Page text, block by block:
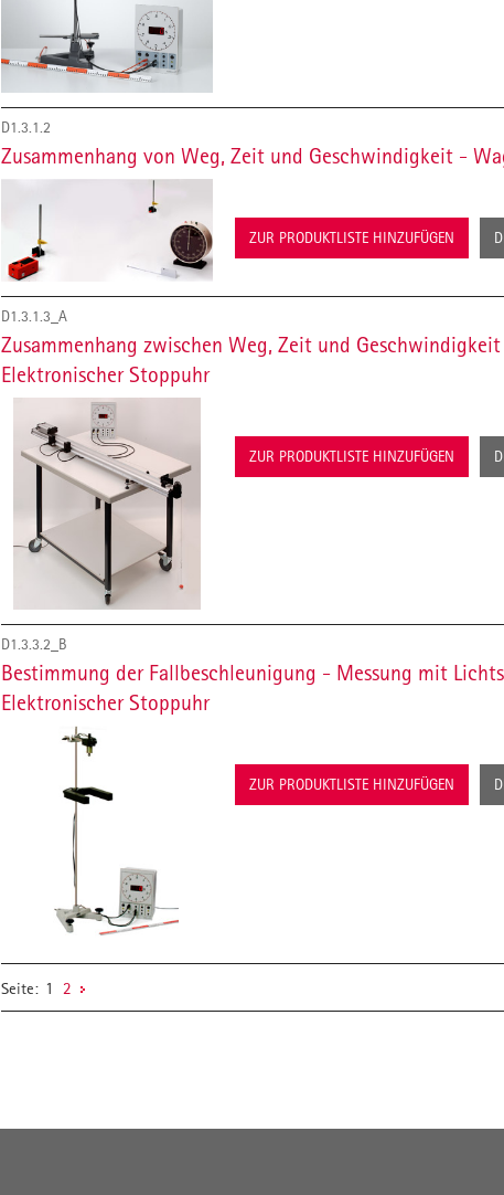
D1.3.1.2
Zusammenhang von Weg, Zeit und Geschwindigkeit -
ZUR PRODUKTLISTE HINZUFÜGEN
D1.3.1.3_A
Zusammenhang zwischen Weg, Zeit und
Elektronischer Stoppuhr
ZUR PRODUKTLISTE HINZUFÜGEN
D1.3.3.2_B
Bestimmung der Fallbeschleunigung - Messung mit
Elektronischer Stoppuhr
ZUR PRODUKTLISTE HINZUFÜGEN
Seite: 1 2